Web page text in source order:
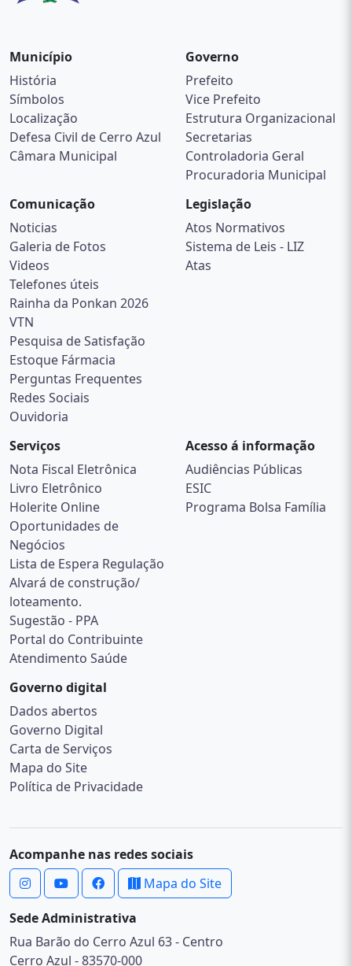
Município
História
Símbolos
Localização
Defesa Civil de Cerro Azul
Câmara Municipal
Governo
Prefeito
Vice Prefeito
Estrutura Organizacional
Secretarias
Controladoria Geral
Procuradoria Municipal
Comunicação
Noticias
Galeria de Fotos
Videos
Telefones úteis
Rainha da Ponkan 2026
VTN
Pesquisa de Satisfação
Estoque Fármacia
Perguntas Frequentes
Redes Sociais
Ouvidoria
Legislação
Atos Normativos
Sistema de Leis - LIZ
Atas
Serviços
Nota Fiscal Eletrônica
Livro Eletrônico
Holerite Online
Oportunidades de
Negócios
Lista de Espera Regulação
Alvará de construção/
loteamento.
Sugestão - PPA
Portal do Contribuinte
Atendimento Saúde
Acesso á informação
Audiências Públicas
ESIC
Programa Bolsa Família
Governo digital
Dados abertos
Governo Digital
Carta de Serviços
Mapa do Site
Política de Privacidade
Acompanhe nas redes sociais
Mapa do Site
Sede Administrativa
Rua Barão do Cerro Azul 63 - Centro
Cerro Azul - 83570-000